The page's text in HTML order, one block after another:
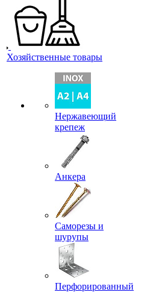
Хозяйственные товары
Нержавеющий
крепеж
Анкера
Саморезы и
шурупы
Перфорированный